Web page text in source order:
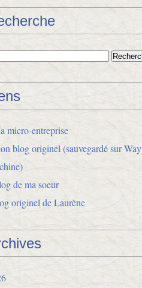
micro-entreprise
blog originel (sauvegardé sur
de ma soeur
originel de Laurène